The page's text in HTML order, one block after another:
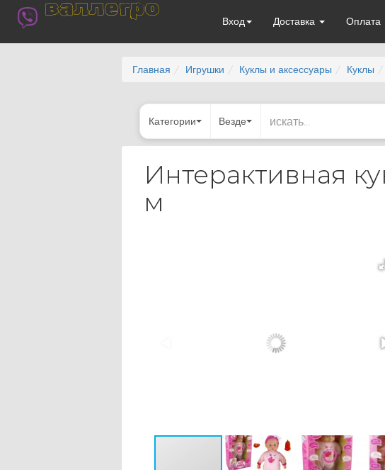
валлегро
Вход Доставка Оплата
Главная Игрушки Куклы и аксессуары Куклы
Категории Везде
Интерактивная
м